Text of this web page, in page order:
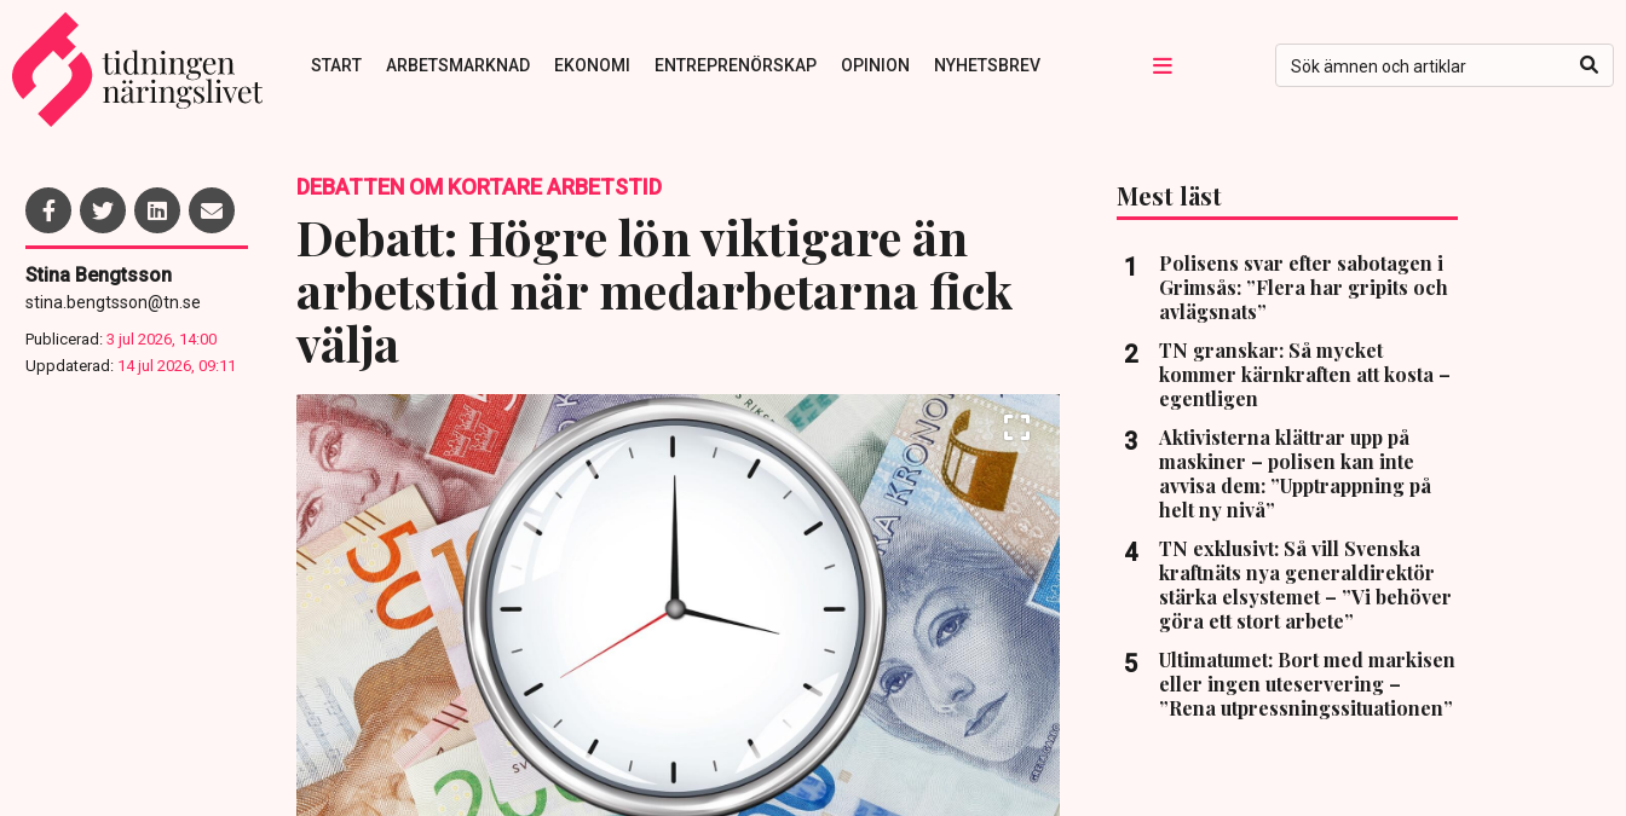
START ARBETSMARKNAD EKONOMI ENTREPRENÖRSKAP OPINION NYHETSBREV
Stina Bengtsson
stina.bengtsson@tn.se
Publicerad: 3 jul 2026, 14:00
Uppdaterad: 14 jul 2026, 09:11
DEBATTEN OM KORTARE ARBETSTID
Debatt: Högre lön viktigare än
arbetstid när medarbetarna fick
välja
Mest läst
Polisens svar efter sabotagen i
Grimsås: ”Flera har gripits och
avlägsnats”
TN granskar: Så mycket
kommer kärnkraften att kosta –
egentligen
Aktivisterna klättrar upp på
maskiner – polisen kan inte
avvisa dem: ”Upptrappning på
helt ny nivå”
TN exklusivt: Så vill Svenska
kraftnäts nya generaldirektör
stärka elsystemet – ”Vi behöver
göra ett stort arbete”
Ultimatumet: Bort med markisen
eller ingen uteservering –
”Rena utpressningssituationen”